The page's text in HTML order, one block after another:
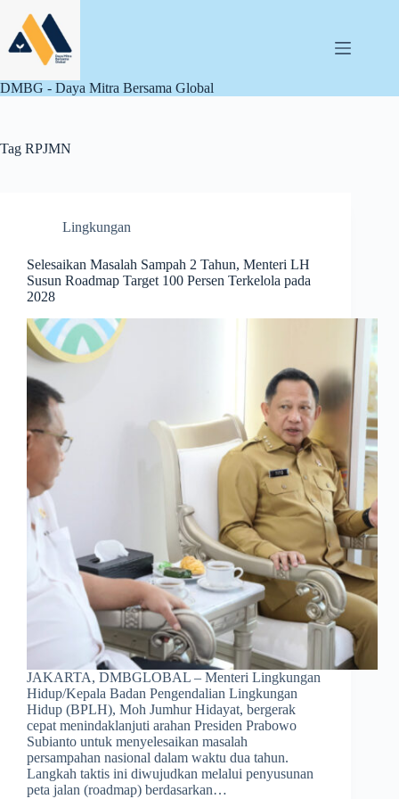
content
DMBG - Daya Mitra Bersama Global
Tag RPJMN
Lingkungan
Selesaikan Masalah Sampah 2 Tahun, Menteri LH
Susun Roadmap Target 100 Persen Terkelola pada
2028
JAKARTA, DMBGLOBAL – Menteri Lingkungan
Hidup/Kepala Badan Pengendalian Lingkungan
Hidup (BPLH), Moh Jumhur Hidayat, bergerak
cepat menindaklanjuti arahan Presiden Prabowo
Subianto untuk menyelesaikan masalah
persampahan nasional dalam waktu dua tahun.
Langkah taktis ini diwujudkan melalui penyusunan
peta jalan (roadmap) berdasarkan…